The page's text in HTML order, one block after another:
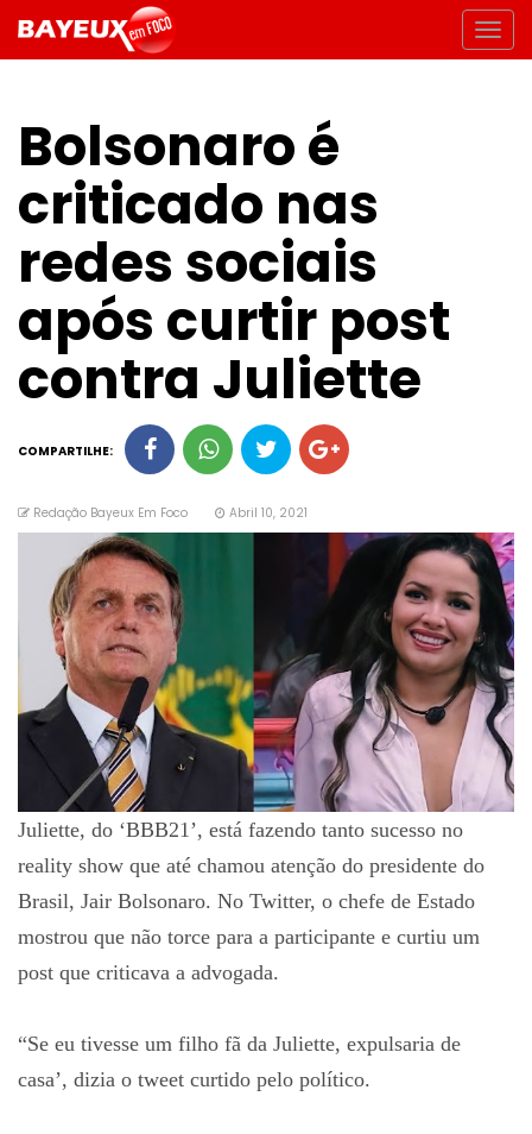
Bolsonaro é
criticado nas
redes sociais
após curtir post
contra Juliette
COMPARTILHE:
Redação Bayeux Em Foco Abril 10, 2021
Juliette, do ‘BBB21’, está fazendo tanto sucesso no
reality show que até chamou atenção do presidente do
Brasil, Jair Bolsonaro. No Twitter, o chefe de Estado
mostrou que não torce para a participante e curtiu um
post que criticava a advogada.
“Se eu tivesse um filho fã da Juliette, expulsaria de
casa’, dizia o tweet curtido pelo político.